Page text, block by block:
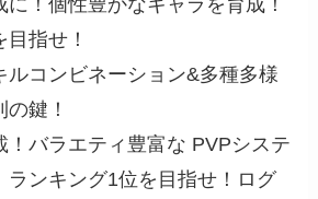
指せ！
ルコンビネーション&多種多様
鍵！
！バラエティ豊富な PVPシステ
ランキング1位を目指せ！ログ